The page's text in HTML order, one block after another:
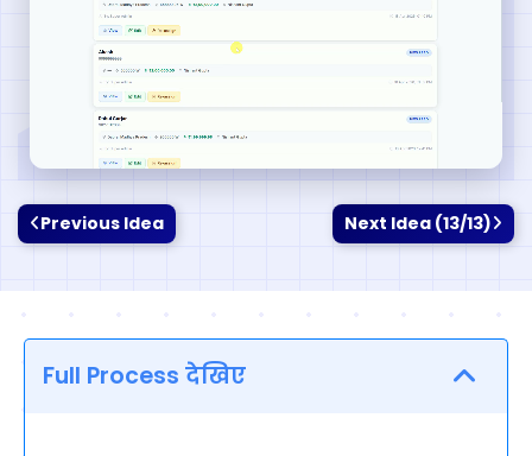
Previous Idea Next Idea (13/13)
Full Process देखिए